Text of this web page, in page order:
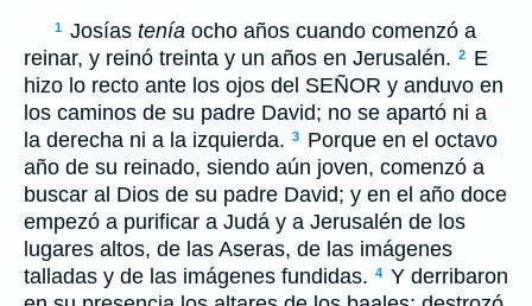
1 Josías tenía ocho años cuando comenzó a
reinar, y reinó treinta y un años en Jerusalén. 2
E
hizo lo recto ante los ojos del SEÑOR y anduvo en
los caminos de su padre David; no se apartó ni a
la derecha ni a la izquierda. 3
Porque en el octavo
año de su reinado, siendo aún joven, comenzó a
buscar al Dios de su padre David; y en el año doce
empezó a purificar a Judá y a Jerusalén de los
lugares altos, de las Aseras, de las imágenes
talladas y de las imágenes fundidas. 4 Y derribaron